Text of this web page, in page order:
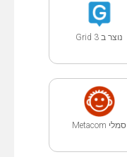
נוצר ב Grid 3
סמלי Metacom